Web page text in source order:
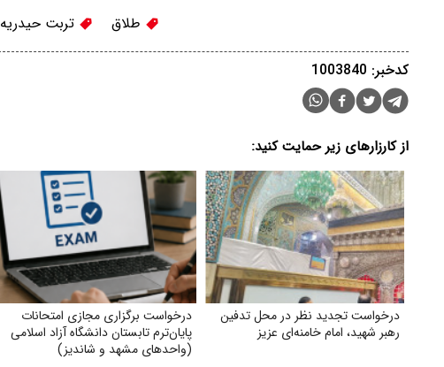
طلاق تربت حیدریه
کدخبر: 1003840
از کارزارهای زیر حمایت کنید:
درخواست تجدید نظر در محل تدفین
رهبر شهید، امام خامنه‌ای عزیز
درخواست برگزاری مجازی امتحانات
پایان‌ترم تابستان دانشگاه آزاد اسلامی
(واحدهای مشهد و شاندیز)